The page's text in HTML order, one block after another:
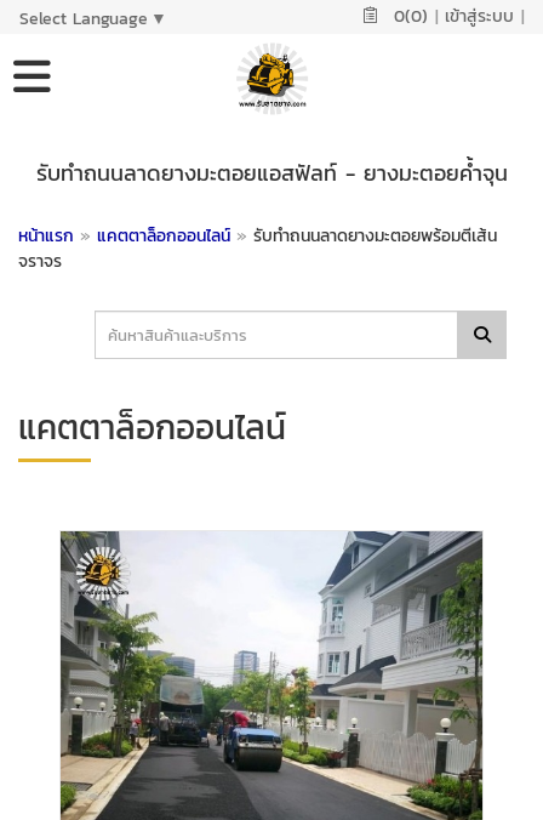
Select Language ▼ 0(0) | เข้าสู่ระบบ |
รับทำถนนลาดยางมะตอยแอสฟัลท์ - ยางมะตอยค้ำจุน
หน้าแรก » แคตตาล็อกออนไลน์ » รับทำถนนลาดยางมะตอยพร้อมตีเส้น
จราจร
แคตตาล็อกออนไลน์